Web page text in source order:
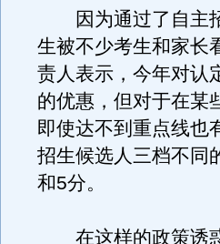
因为通过了自主招
生被不少考生和家长
责人表示，今年对认
的优惠，但对于在某
即使达不到重点线也
招生候选人三档不同
和5分。
在这样的政策诱惑